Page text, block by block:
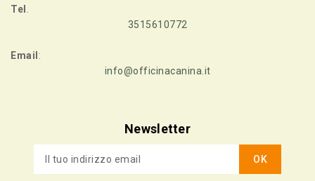
Tel .
3515610772
Email :
info@officinacanina.it
Newsletter